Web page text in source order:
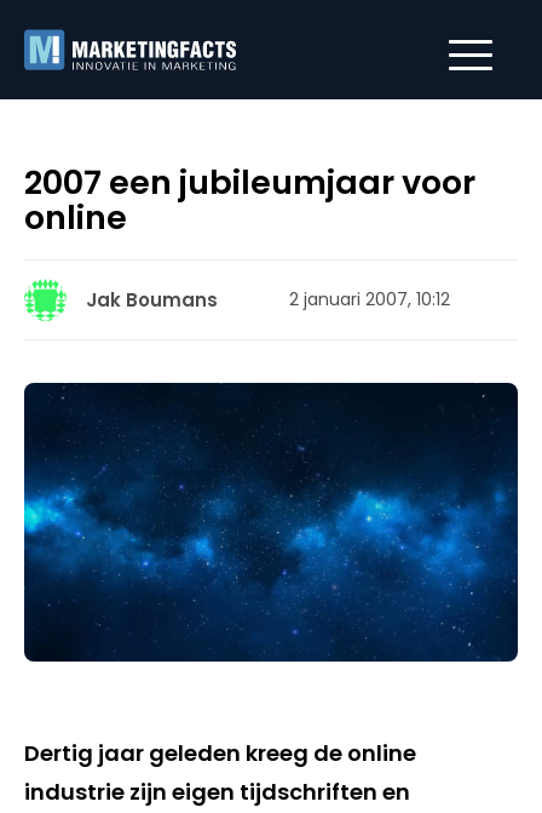
2007 een jubileumjaar voor
online
Jak Boumans 2 januari 2007, 10:12
Dertig jaar geleden kreeg de online
industrie zijn eigen tijdschriften en